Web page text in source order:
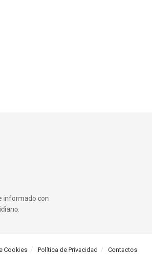
informado con
Cookies Política de Privacidad Contactos